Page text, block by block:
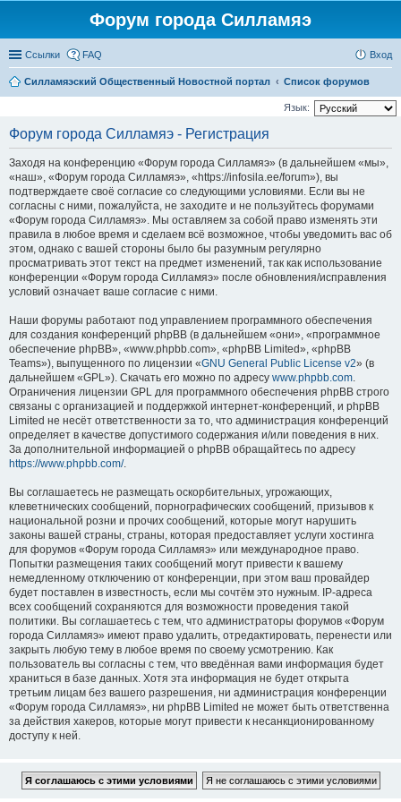
Форум города Силламяэ
Ссылки FAQ Вход
Силламяэский Общественный Новостной портал Список форумов
Язык:
Форум города Силламяэ - Регистрация
Заходя на конференцию «Форум города Силламяэ» (в дальнейшем «мы»,
«наш», «Форум города Силламяэ», «https://infosila.ee/forum»), вы
подтверждаете своё согласие со следующими условиями. Если вы не
согласны с ними, пожалуйста, не заходите и не пользуйтесь форумами
«Форум города Силламяэ». Мы оставляем за собой право изменять эти
правила в любое время и сделаем всё возможное, чтобы уведомить вас об
этом, однако с вашей стороны было бы разумным регулярно
просматривать этот текст на предмет изменений, так как использование
конференции «Форум города Силламяэ» после обновления/исправления
условий означает ваше согласие с ними.
Наши форумы работают под управлением программного обеспечения
для создания конференций phpBB (в дальнейшем «они», «программное
обеспечение phpBB», «www.phpbb.com», «phpBB Limited», «phpBB
Teams»), выпущенного по лицензии «GNU General Public License v2» (в
дальнейшем «GPL»). Скачать его можно по адресу www.phpbb.com.
Ограничения лицензии GPL для программного обеспечения phpBB строго
связаны с организацией и поддержкой интернет-конференций, и phpBB
Limited не несёт ответственности за то, что администрация конференций
определяет в качестве допустимого содержания и/или поведения в них.
За дополнительной информацией о phpBB обращайтесь по адресу
https://www.phpbb.com/.
Вы соглашаетесь не размещать оскорбительных, угрожающих,
клеветнических сообщений, порнографических сообщений, призывов к
национальной розни и прочих сообщений, которые могут нарушить
законы вашей страны, страны, которая предоставляет услуги хостинга
для форумов «Форум города Силламяэ» или международное право.
Попытки размещения таких сообщений могут привести к вашему
немедленному отключению от конференции, при этом ваш провайдер
будет поставлен в известность, если мы сочтём это нужным. IP-адреса
всех сообщений сохраняются для возможности проведения такой
политики. Вы соглашаетесь с тем, что администраторы форумов «Форум
города Силламяэ» имеют право удалить, отредактировать, перенести или
закрыть любую тему в любое время по своему усмотрению. Как
пользователь вы согласны с тем, что введённая вами информация будет
храниться в базе данных. Хотя эта информация не будет открыта
третьим лицам без вашего разрешения, ни администрация конференции
«Форум города Силламяэ», ни phpBB Limited не может быть ответственна
за действия хакеров, которые могут привести к несанкционированному
доступу к ней.